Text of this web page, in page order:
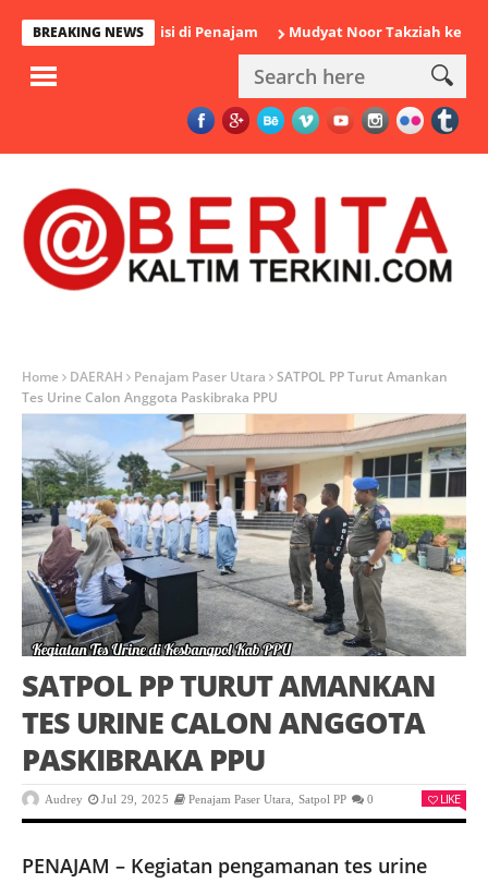
BREAKING NEWS
Polisi di Penajam Mudyat Noor Takziah ke Rumah
Home DAERAH Penajam Paser Utara
SATPOL PP Turut Amankan
Tes Urine Calon Anggota Paskibraka PPU
SATPOL PP TURUT AMANKAN
TES URINE CALON ANGGOTA
PASKIBRAKA PPU
Audrey Jul 29, 2025 Penajam Paser Utara Satpol PP 0 LIKE
PENAJAM – Kegiatan pengamanan tes urine